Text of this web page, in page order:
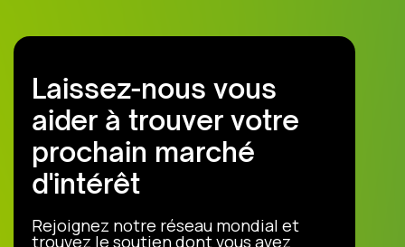
Laissez-nous vous
aider à trouver votre
prochain marché
d'intérêt
Rejoignez notre réseau mondial et
trouvez le soutien dont vous avez